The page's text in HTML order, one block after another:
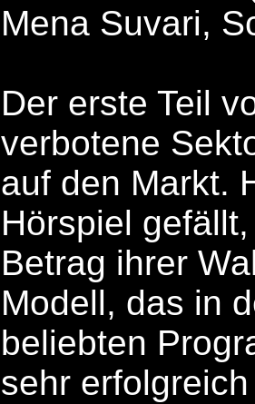
Mena Suvari,
Der erste Teil
verbotene
auf den Markt.
Hörspiel
Betrag ihrer
Modell, das in
beliebten
sehr